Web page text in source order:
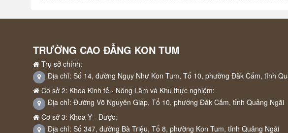
TRƯỜNG CAO ĐẲNG KON TUM
Trụ sở chính:
Địa chỉ: Số 14, đường Ngụy Như Kon Tum, Tổ 10, phường Đăk Cấm, tỉnh
Cơ sở 2: Khoa Kinh tế - Nông Lâm và Khu thực nghiệm:
Địa chỉ: Đường Võ Nguyên Giáp, Tổ 10, phường Đăk Cấm, tỉnh Quảng Ngãi
Cơ sở 3: Khoa Y - Dược:
Địa chỉ: Số 347, đường Bà Triệu, Tổ 8, phường Kon Tum, tỉnh Quảng Ngãi